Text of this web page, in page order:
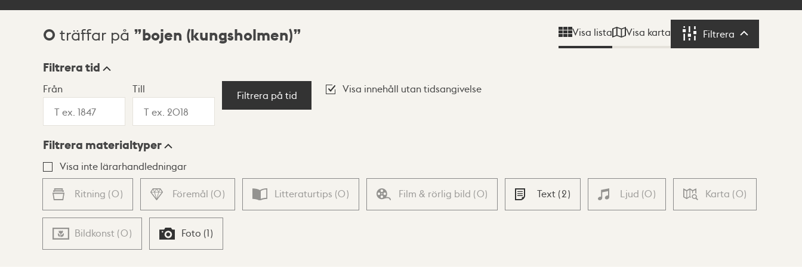
Sökresultat
0 träffar på bojen (kungsholmen) Visa lista Visa karta Filtrera Filtrera
Visningsläge
Lista Karta
Filtrera tid
Från Till
Filtrera på tid
Visa innehåll utan tidsangivelse
Filtrera materialtyper
Visa inte lärarhandledningar
Ritning (0) Föremål (0) Litteraturtips (0) Film & rörlig bild (0) Text (2) Ljud (0) Karta (0)
Bildkonst (0) Foto (1)